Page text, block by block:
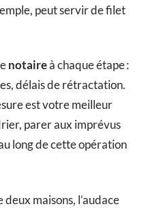
peut servir de filet
notaireà chaque étape :
délais de rétractation.
est votre meilleur
parer aux imprévus
long de cette opération
maisons, l’audace